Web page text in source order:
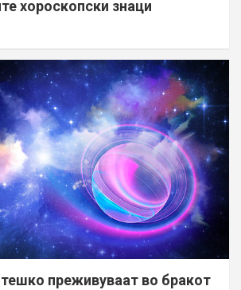
хороскопски знаци
преживуваат во бракот